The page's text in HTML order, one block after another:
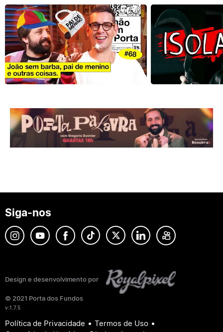
Siga-nos
Design e desenvolvimento por
© 2021 Porta dos Fundos
v:1.7.5
Política de Privacidade • Termos de Uso •